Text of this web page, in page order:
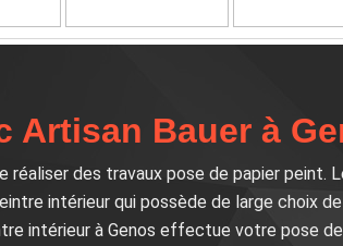
Artisan Bauer à
des travaux pose de papier peint.
intérieur qui possède de large choix
intérieur à Genos effectue votre pose